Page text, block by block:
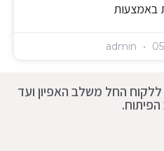
באמצעות
admin
ללקוח החל משלב האפיון ועד